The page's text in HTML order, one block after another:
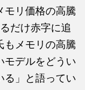
モリ価格の高騰
だけ赤字に追
もメモリの高騰
モデルをどうい
る」と語ってい